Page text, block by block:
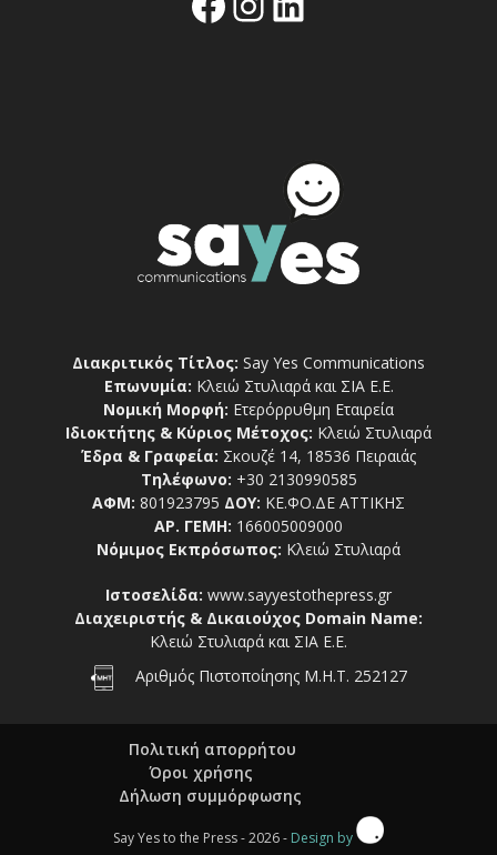
Διακριτικός Τίτλος: Say Yes Communications
Επωνυμία: Κλειώ Στυλιαρά και ΣΙΑ Ε.Ε.
Νομική Μορφή: Ετερόρρυθμη Εταιρεία
Ιδιοκτήτης & Κύριος Μέτοχος: Κλειώ Στυλιαρά
Έδρα & Γραφεία: Σκουζέ 14, 18536 Πειραιάς
Τηλέφωνο: +30 2130990585
ΑΦΜ: 801923795 ΔΟΥ: ΚΕ.ΦΟ.ΔΕ ΑΤΤΙΚΗΣ
ΑΡ. ΓΕΜΗ: 166005009000
Νόμιμος Εκπρόσωπος: Κλειώ Στυλιαρά
Ιστοσελίδα: www.sayyestothepress.gr
Διαχειριστής & Δικαιούχος Domain Name:
Κλειώ Στυλιαρά και ΣΙΑ Ε.Ε.
Αριθμός Πιστοποίησης Μ.Η.Τ. 252127
Πολιτική απορρήτου
Όροι χρήσης
Δήλωση συμμόρφωσης
Say Yes to the Press - 2026 - Design by